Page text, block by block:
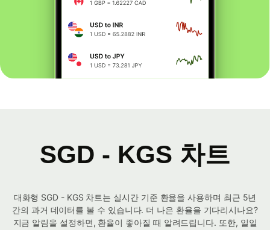
SGD - KGS 차트
대화형 SGD - KGS 차트는 실시간 기준 환율을 사용하며 최근 5년
간의 과거 데이터를 볼 수 있습니다. 더 나은 환율을 기다리시나요?
지금 알림을 설정하면, 환율이 좋아질 때 알려드립니다. 또한, 일일